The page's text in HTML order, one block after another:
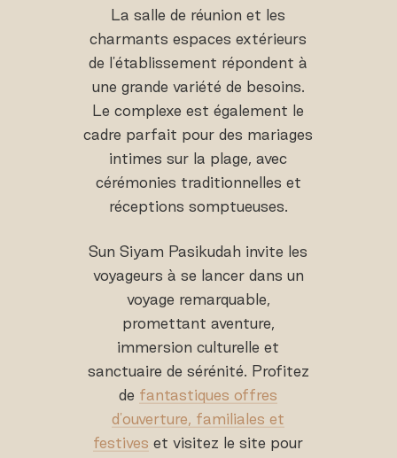
La salle de réunion et les
charmants espaces extérieurs
de l'établissement répondent à
une grande variété de besoins.
Le complexe est également le
cadre parfait pour des mariages
intimes sur la plage, avec
cérémonies traditionnelles et
réceptions somptueuses.
Sun Siyam Pasikudah invite les
voyageurs à se lancer dans un
voyage remarquable,
promettant aventure,
immersion culturelle et
sanctuaire de sérénité. Profitez
de fantastiques offres
d'ouverture, familiales et
festives et visitez le site pour